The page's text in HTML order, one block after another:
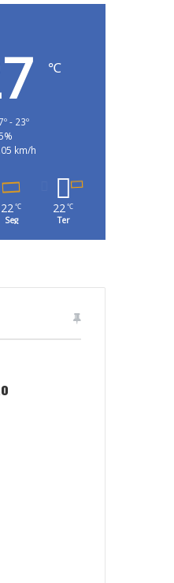
℃
- 23º
km/h
22℃
Seg
22℃
Ter